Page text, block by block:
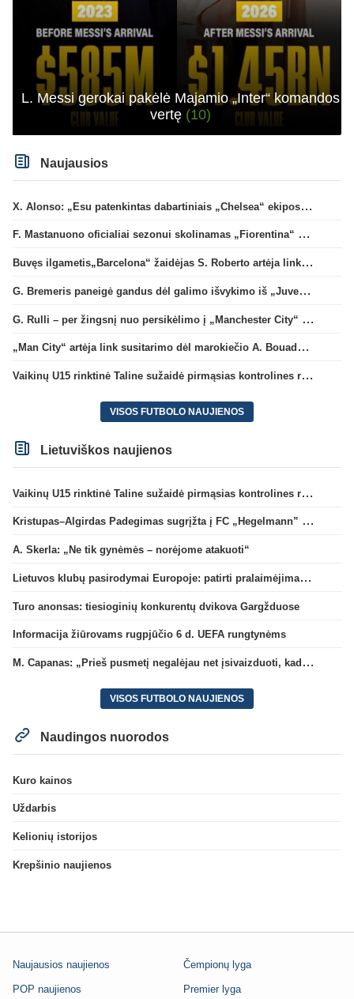
L. Messi gerokai pakėlė Majamio „Inter“ komandos
vertę (10)
Naujausios
X. Alonso: „Esu patenkintas dabartiniais „Chelsea“ ekipos vartininkais“
F. Mastanuono oficialiai sezonui skolinamas „Fiorentina“ ekipai
Buvęs ilgametis„Barcelona“ žaidėjas S. Roberto artėja link persikėlimo į MLS
G. Bremeris paneigė gandus dėl galimo išvykimo iš „Juventus“ klubo
G. Rulli – per žingsnį nuo persikėlimo į „Manchester City“ klubą
„Man City“ artėja link susitarimo dėl marokiečio A. Bouaddi persikėlimo
Vaikinų U15 rinktinė Taline sužaidė pirmąsias kontrolines rungtynes
VISOS FUTBOLO NAUJIENOS
Lietuviškos naujienos
Vaikinų U15 rinktinė Taline sužaidė pirmąsias kontrolines rungtynes
Kristupas–Algirdas Padegimas sugrįžta į FC „Hegelmann” B sudėtį
A. Skerla: „Ne tik gynėmės – norėjome atakuoti“
Lietuvos klubų pasirodymai Europoje: patirti pralaimėjimai Kroatijos atstovams
Turo anonsas: tiesioginių konkurentų dvikova Gargžduose
Informacija žiūrovams rugpjūčio 6 d. UEFA rungtynėms
M. Capanas: „Prieš pusmetį negalėjau net įsivaizduoti, kad žaisime prieš „Hajduk“
VISOS FUTBOLO NAUJIENOS
Naudingos nuorodos
Kuro kainos
Uždarbis
Kelionių istorijos
Krepšinio naujienos
Naujausios naujienos
POP naujienos
Čempionų lyga
Premier lyga